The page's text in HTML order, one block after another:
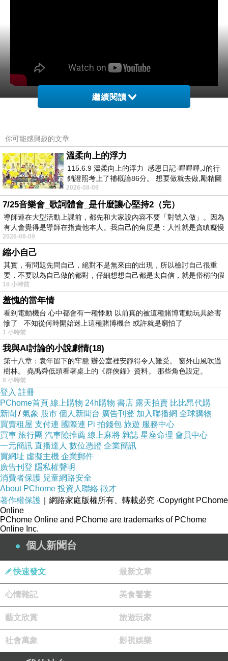
上一篇：AI🔍28歲的林黛，破紀錄第四度登上亞洲影后
下一篇：AI 16歲的「小淘氣」甄珍，從女學生到女演員
繼續閱讀
你可能感興趣的文章
溫柔向上的浮力
115.6.9 溫柔向上的浮力 感恩日記-嗶嗶嗶,J的行
銷證照考上了補概論86分。 想要做就去做,勵精圖
治大成功,也是表法,堅持和努力
2026-08-09
7/25音樂會_歌詞體會_是什麼讓心堅持2（完）
導師連在大型活動上課前，都先和大家說內容不要「對號入做」。因為
有人會覺得是導師在指責他本人。我自己的角度是：人性就是貪瞋癡慢
2026-08-09
縮小自己
其實，有問題先問自己，絕對不是無來由的出現，所以檢討自己很重
要，不要以為自己做的都對，仔細想想自己都是太自信，就是俗稱的假
18 小時前
羞愧的當年情
看到電動機台 心中都會有一種悸動 以前真的被這種賭博電動玩具給害
慘了 不知從何時開始迷上這種賭博機台 或許就是窮怕了
1 小時前
我與AI討論的小說劇情(18)
第十八章：袁年留下的牢籠 辦公室裡安靜得令人難受。 窗外山風吹過
樹林。 堯禹舜低頭看著桌上的《群俠錄》資料。 那些角色設定。
8 小時前
登入 註冊
PChome首頁 線上購物 24h購物 書店 露天拍賣 比比昂代購
新聞 /氣象 股市 個人新聞台 廣告刊登 加入聯播網 全球購物
買賣租屋 支付連 國際連 Pi 拍錢包 旅遊 服務中心
買車 旅行團 汽車險推薦 線上麻將 雜誌 星座命理 會員中心
一元簡訊 直播達人 數位憑證 企業簡訊
買網址 虛擬主機 企業郵件
廣告刊登 隱私權聲明
消費者保護 兒童網路安全
About PChome 投資人聯絡 徵才
著作權保護 ｜網路家庭版權所有、轉載必究 ‧Copyright PChome
Online
PChome Online and PChome are trademarks of PChome
Online Inc.
個人新聞台
快速發文 最新文章
心情雜記 美食饗宴
藝文欣賞 旅遊玩家
社會萬象 影視娛樂